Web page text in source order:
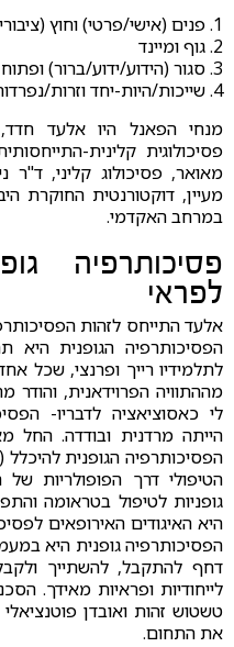
1. פנים (אישי/פרטי) וחוץ (ציבורי/חברתי-תרבותי)
2. גוף ומיינד
3. סגור (הידוע/ידוע/ברור) ופתוח (העמום/יצירתי/חדש)
4. שייכות/היות-יחד וזרות/נפרדות.
מנחי הפאנל היו אלעד חדד,
פסיכולוגית קלינית-
מאואר, פסיכולוג קליני, ד"ר
מעיין, דוקטורנטית החוקרת
במרחב האקדמי.
פסיכותרפיה
לפראי
אלעד התייחס לזהות
הפסיכותרפיה הגופנית היא
לתלמידיו רייך ופרנצי, שכל
מההתוויה הפרוידאנית, והודר
לי כאסוציאציה לדבריו-
הייתה מרדנית ובודדה.
הפסיכותרפיה הגופנית
הטיפולי דרך הפופולריות של
גופניות לטיפול בטראומה
היא האיגודים האירופאים
הפסיכותרפיה גופנית היא
דחף להתקבל, להשתייך
לייחודיות ופראיות מאידך.
טשטוש זהות ואובדן
את התחום.